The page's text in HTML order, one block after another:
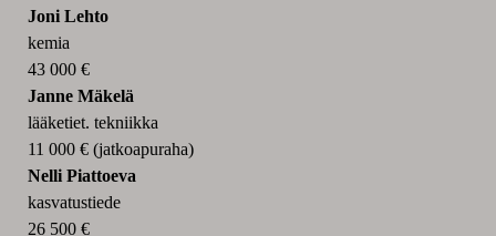
Joni Lehto
kemia
43 000 €
Janne Mäkelä
lääketiet. tekniikka
11 000 € (jatkoapuraha)
Nelli Piattoeva
kasvatustiede
26 500 €